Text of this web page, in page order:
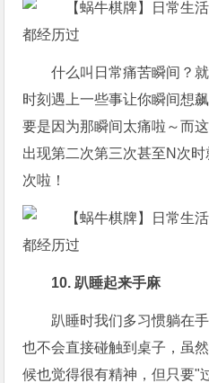
什么叫日常痛苦瞬间？
时刻遇上一些事让你瞬间想
要是因为那瞬间太痛啦～而
出现第二次第三次甚至N次
次啦！
10. 趴睡起来手麻
趴睡时我们多习惯躺在
也不会直接碰触到桌子，虽
候也觉得很有精神，但只要"